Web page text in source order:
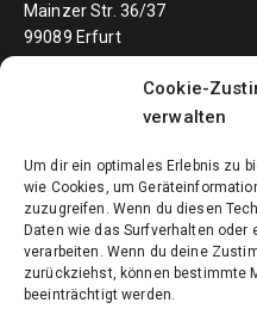
Cookie-
verwalten
Um dir ein optimales Erlebnis zu
wie Cookies, um
zuzugreifen. Wenn du diesen
Daten wie das Surfverhalten
verarbeiten. Wenn du deine
zurückziehst, können bestimmte
beeinträchtigt werden.
Mainzer Str. 36/37
99089 Erfurt
info@bowlingimvilnius.de
Öffnungszeiten